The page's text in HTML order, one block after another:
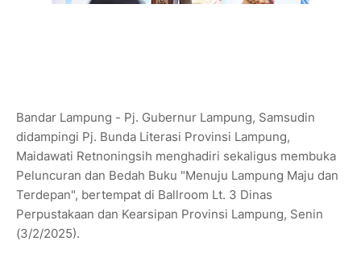
Bandar Lampung - Pj. Gubernur Lampung, Samsudin
didampingi Pj. Bunda Literasi Provinsi Lampung,
Maidawati Retnoningsih menghadiri sekaligus membuka
Peluncuran dan Bedah Buku "Menuju Lampung Maju dan
Terdepan", bertempat di Ballroom Lt. 3 Dinas
Perpustakaan dan Kearsipan Provinsi Lampung, Senin
(3/2/2025).